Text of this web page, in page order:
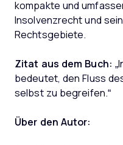
kompakte und
Insolvenzrecht und
Rechtsgebiete.
Zitat aus dem Buch:
bedeutet, den Fluss
selbst zu begreifen.“
Über den Autor: